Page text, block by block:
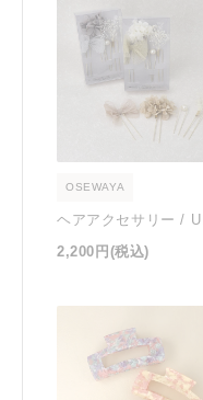
OSEWAYA
ヘアアクセサリー / U
2,200円 (税込)